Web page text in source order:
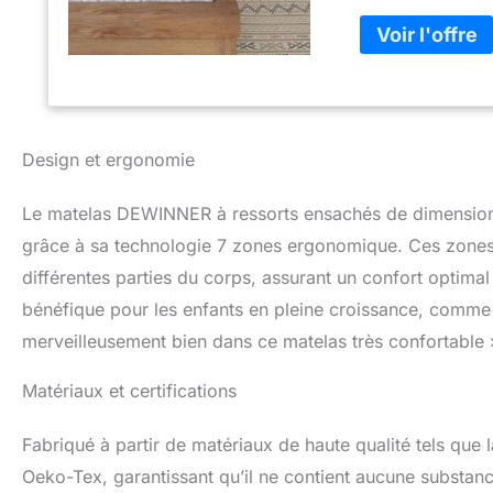
durabilité.
doux pour la
l'humidité. La
morphologie. Le
hanches et la
les matelas à
OEKO-TEX 100
a été testé pour
qui offrent une
les plis et la
Design et ergonomie
Le matelas DEWINNER à ressorts ensachés de
grâce à sa technologie 7 zones ergonomique. Ces
différentes parties du corps, assurant un confort
bénéfique pour les enfants en pleine croissance,
merveilleusement bien dans ce matelas très confortable
Matériaux et certifications
Fabriqué à partir de matériaux de haute qualité tels
Oeko-Tex, garantissant qu’il ne contient aucune